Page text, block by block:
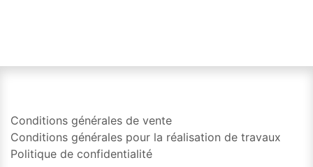
Conditions générales de vente
Conditions générales pour la réalisation de travaux
Politique de confidentialité